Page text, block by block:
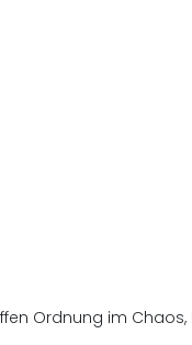
Ordnung im